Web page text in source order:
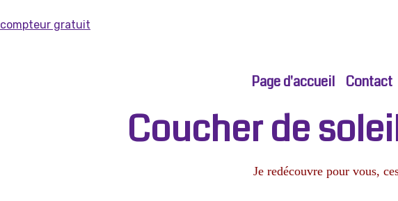
compteur gratuit
Page d'accueil Contact
Coucher de
Je redécouvre pour vous,